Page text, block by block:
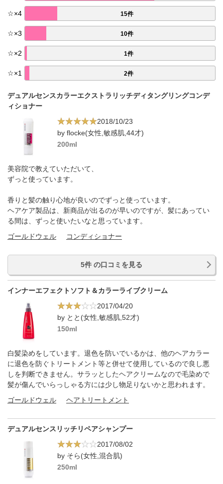
☆×4 15件
☆×3 10件
☆×2 1件
☆×1 2件
デュアルセンスカラーエクストラリッチディタングリングコンデ
ィショナー
2018/10/23
by flocke(女性,敏感肌,44才)
200ml
美容院で教えていただいて、
ずっと使っています。
香りと髪の触り心地が良いのでずっと使っています。
ヘアケア製品は、新商品が出るのが早いのですが、髪にあってい
る間は、ずっと使いたいなと思っています。
ゴールドウェル
コンディショナー
5件 の口コミを見る
インナーエフェクトソフト＆カラーライブクリーム
2017/04/20
by とと(女性,敏感肌,52才)
150ml
白髪染めをしています。退色を防いでいるかは、他のヘアカラー
に退色を防ぐトリートメント等と併せて使用しているので良し悪
しを判断できません。サラッとしたヘアクリームなので毛染めで
髪が傷んでいらっしゃる方には少し物足りないかと思われます。
ゴールドウェル
ヘアトリートメント
デュアルセンスリッチリペアシャンプー
2017/08/02
by そら(女性,混合肌)
250ml